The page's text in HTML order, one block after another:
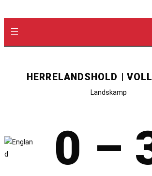
HERRELANDSHOLD |
Landskamp
0 –